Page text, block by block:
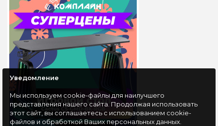
Уведомление
Мы используем cookie-файлы для наилучшего
представления нашего сайта. Продолжая использовать
этот сайт, вы соглашаетесь с использованием cookie-
файлов и обработкой Ваших персональных данных.